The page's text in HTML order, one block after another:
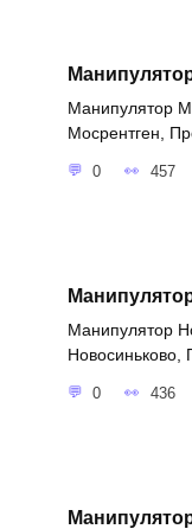
Манипулятор
Мосрентген,
0 457
Манипулятор
Новосиньково,
0 436